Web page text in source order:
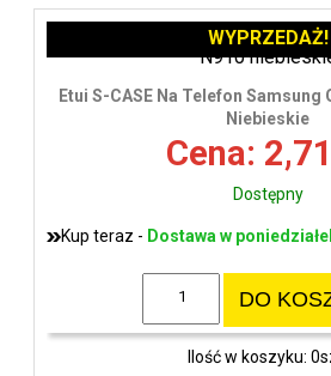
Etui S-CASE Na Telefon Samsung
Niebieskie
Cena:
Dostępny
Kup teraz - Dostawa w
DO
Ilość w koszyku:
WYPRZEDAŻ!